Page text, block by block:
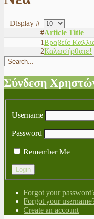
Display #
#Article Title
1Βραβείο
2Καλωσήρθατε!
Σύνδεση
Username
Password
Remember Me
Forgot your
Forgot your
Create an account